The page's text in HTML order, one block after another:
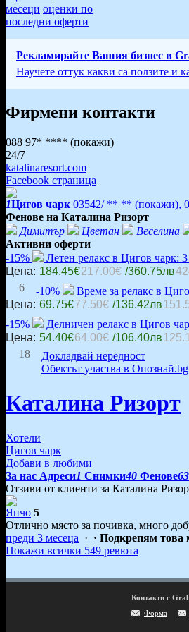
месеци оценки по
последни оферти
Рекламирайте Вашия бизнес в
Научете оттук какви са ползите и
Фирмени контакти
088 97* **** (покажи)
24/7
katalinaresort.com
Facebook страница
1Цигов чарк 03542/ ** ** (покажи),
Фенове на Каталина Ризорт
Димитър
Цветан Веселина
Активни оферти
-15%
Летен релакс в Цигов чарк:
Цена: 184.45€217.00€ /360.75лв
6
-10%
Време за релакс в
Цена: 69.75€77.50€ /136.42лв
-15%
Делничен релакс в Цигов
Цена: 54.40€64.00€ /106.40лв
18
Докладвай нередност
Обектът участва в Опознай.bg
Каталина Ризорт
Хотели
Цигов чарк
Добави в любими
За нас Адреси1 Снимки40 Фенове
Отзиви от клиенти за Каталина
Янчо 5
Отлично място за почивка, много
преди 3 месеца · · Подкрепям това
Покажи всички 549 ревюта
Контакти с
Форма